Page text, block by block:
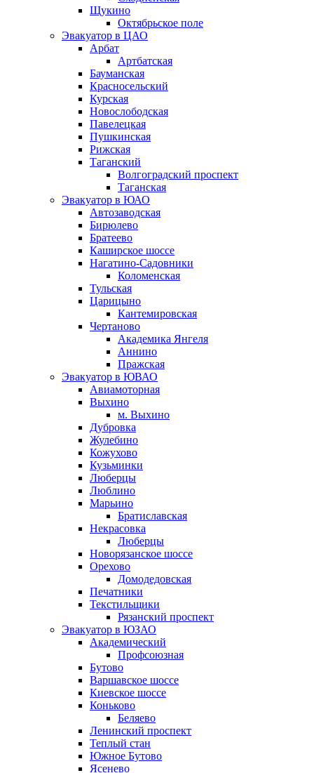
Щукино
Октябрьское поле
Эвакуатор в ЦАО
Арбат
Артбатская
Бауманская
Красносельский
Курская
Новослободская
Павелецкая
Пушкинская
Рижская
Таганский
Волгоградский проспект
Таганская
Эвакуатор в ЮАО
Автозаводская
Бирюлево
Братеево
Каширское шоссе
Нагатино-Садовники
Коломенская
Тульская
Царицыно
Кантемировская
Чертаново
Академика Янгеля
Аннино
Пражская
Эвакуатор в ЮВАО
Авиамоторная
Выхино
м. Выхино
Дубровка
Жулебино
Кожухово
Кузьминки
Люберцы
Люблино
Марьино
Братиславская
Некрасовка
Люберцы
Новорязанское шоссе
Орехово
Домодедовская
Печатники
Текстильщики
Рязанский проспект
Эвакуатор в ЮЗАО
Академический
Профсоюзная
Бутово
Варшавское шоссе
Киевское шоссе
Коньково
Беляево
Ленинский проспект
Теплый стан
Южное Бутово
Ясенево